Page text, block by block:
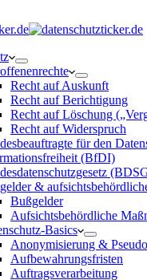
Recht auf Auskunft
Recht auf Berichtigung
Recht auf Löschung
Recht auf Widerspruch
für den
(BfDI)
&
Bußgelder
Aufsichtsbehördliche
Basics
Anonymisierung &
Aufbewahrungsfristen
Auftragsverarbeitung